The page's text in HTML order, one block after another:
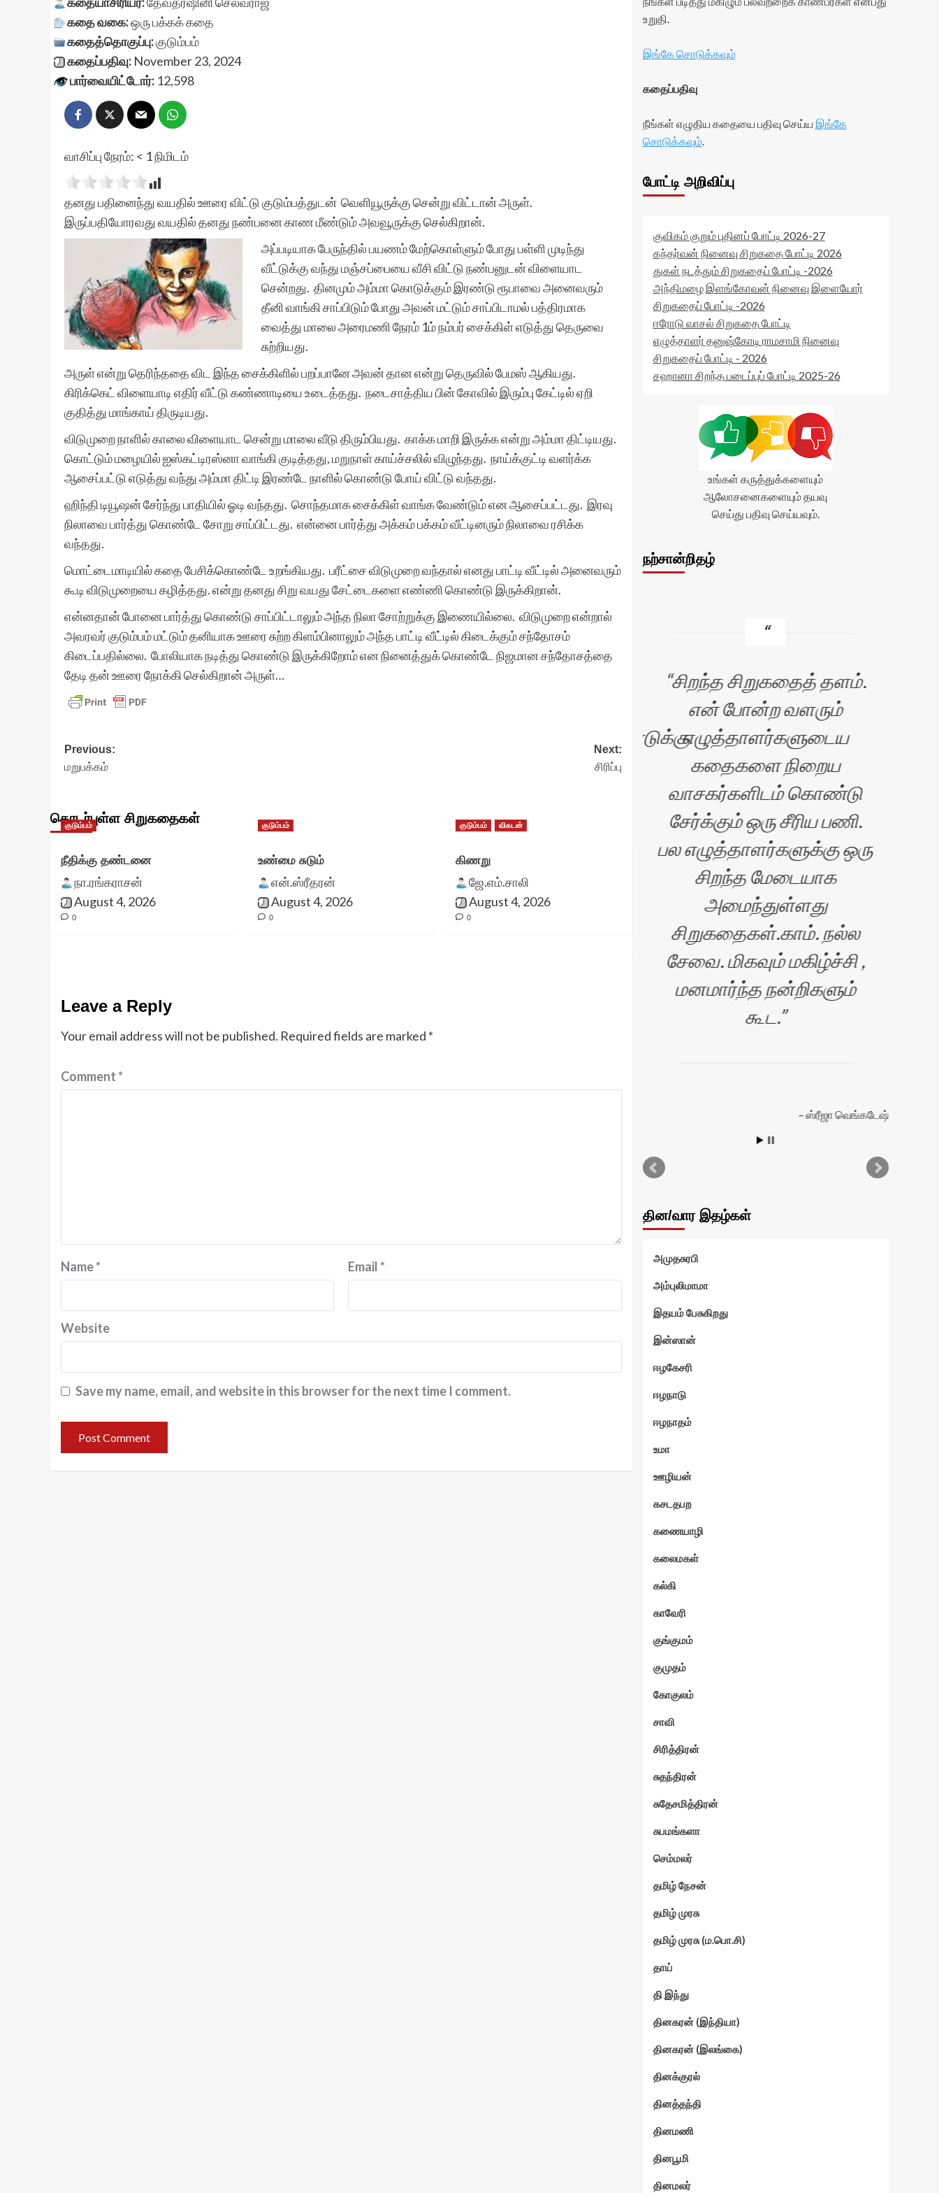
கதை வகை:ஒரு பக்கக் கதை
கதைத்தொகுப்பு:குடும்பம்
கதைப்பதிவு: November 23, 2024
பார்வையிட்டோர்: 12,598
வாசிப்பு நேரம்: < 1நிமிடம்
தனது பதினைந்து வயதில் ஊரை விட்டு குடும்பத்துடன் வெளியூருக்கு சென்று விட்டான் அருள்.
இருப்பதியோரவது வயதில் தனது நண்பனை காண மீண்டும் அவவூருக்கு செல்கிறான்.
அப்படியாக பேருந்தில் பயணம் மேற்கொள்ளும் போது பள்ளி முடிந்து
வீட்டுக்கு வந்து மஞ்சப்பையை வீசி விட்டு நண்பனுடன் விளையாட
சென்றது. தினமும் அம்மா கொடுக்கும் இரண்டு ரூபாவை அனைவரும்
தீனி வாங்கி சாப்பிடும் போது அவன் மட்டும் சாப்பிடாமல் பத்திரமாக
வைத்து மாலை அரைமணி நேரம் 1ம் நம்பர் சைக்கிள் எடுத்து தெருவை
சுற்றியது.
அருள் என்று தெரிந்ததை விட இந்த சைக்கிளில் பறப்பானே அவன் தான என்று தெருவில் பேமஸ் ஆகியது.
கிரிக்கெட் விளையாடி எதிர் வீட்டு கண்ணாடியை உடைத்தது. நடைசாத்திய பின் கோவில் இரும்பு கேட்டில் ஏறி
குதித்து மாங்காய் திருடியது.
விடுமுறை நாளில் காலை விளையாட சென்று மாலை வீடு திரும்பியது. காக்க மாறி இருக்க என்று அம்மா திட்டியது.
கொட்டும் மழையில் ஐஸ்கட்டிரஸ்னா வாங்கி குடித்தது, மறுநாள் காய்ச்சலில் விழுந்தது. நாய்க்குட்டி வளர்க்க
ஆசைப்பட்டு எடுத்து வந்து அம்மா திட்டி இரண்டே நாளில் கொண்டு போய் விட்டு வந்தது.
ஹிந்தி டியூஷன் சேர்ந்து பாதியில் ஓடி வந்தது. சொந்தமாக சைக்கிள் வாங்க வேண்டும் என ஆசைப்பட்டது. இரவு
நிலாவை பார்த்து கொண்டே சோறு சாப்பிட்டது. என்னை பார்த்து அக்கம் பக்கம் வீட்டினரும் நிலாவை ரசிக்க
வந்தது.
மொட்டைமாடியில் கதை பேசிக்கொண்டே உறங்கியது. பரீட்சை விடுமுறை வந்தால் எனது பாட்டி வீட்டில் அனைவரும்
கூடி விடுமுறையை கழித்தது. என்று தனது சிறு வயது சேட்டைகளை எண்ணி கொண்டு இருக்கிறான்.
என்னதான் போனை பார்த்து கொண்டு சாப்பிட்டாலும் அந்த நிலா சோற்றுக்கு இணையில்லை. விடுமுறை என்றால்
அவரவர் குடும்பம் மட்டும் தனியாக ஊரை சுற்ற கிளம்பினாலும் அந்த பாட்டி வீட்டில் கிடைக்கும் சந்தோசம்
கிடைப்பதில்லை. போலியாக நடித்து கொண்டு இருக்கிறோம் என நினைத்துக் கொண்டே நிஜமான சந்தோசத்தை
தேடி தன் ஊரை நோக்கி செல்கிறான் அருள்…
Post
navigation
Previous:
மறுபக்கம்
Next:
சிரிப்பு
தொடர்புள்ள சிறுகதைகள்
குடும்பம்
நீதிக்கு தண்டனை
நா.ரங்கராசன்
August 4, 2026
0
குடும்பம்
உண்மை சுடும்
என்.ஸ்ரீதரன்
August 4, 2026
0
குடும்பம் விகடன்
கிணறு
ஜே.எம்.சாலி
August 4, 2026
0
Leave a Reply
Your email address will not be published. Required fields are marked *
Comment*
Name* Email*
Website
Save my name, email, and website in this browser for the next time I comment.
உறுதி.
இங்கே சொடுக்கவும்
கதைப்பதிவு
நீங்கள் எழுதிய கதையை பதிவு செய்ய இங்கே
சொடுக்கவும்.
போட்டி அறிவிப்பு
குவிகம் குறும் புதினப் போட்டி 2026-27
கந்தர்வன் நினைவு சிறுகதை போட்டி 2026
துகள் நடத்தும் சிறுகதைப் போட்டி -2026
அந்திமழை இளங்கோவன் நினைவு இளையோர்
சிறுகதைப் போட்டி -2026
ஈரோடு வாசல் சிறுகதை போட்டி
எழுத்தாளர் தனுஷ்கோடி ராமசாமி நினைவு
சிறுகதைப் போட்டி - 2026
சஹானா சிறந்த படைப்புப் போட்டி 2025-26
உங்கள் கருத்துக்களையும்
ஆலோசனைகளையும் தயவு
செய்து பதிவு செய்யவும்.
நற்சான்றிதழ்
தொகுப்பு.வாழ்த்துகள்.ஓராண்டுக்கு
முன் ஆனந்த விகடனில்
ரேடியோ பாடிய வீடு
கைவசமில்லை. அல்லது
என் வீட்டு காகிதப்
முயற்சி மேலும்
சிறந்த சிறுகதைத் தளம்.
என் போன்ற வளரும்
எழுத்தாளர்களுடைய
கதைகளை நிறைய
வாசகர்களிடம் கொண்டு
சேர்க்கும் ஒரு சீரிய பணி.
பல எழுத்தாளர்களுக்கு ஒரு
சிறந்த மேடையாக
அமைந்துள்ளது
சிறுகதைகள்.காம். நல்ல
சேவை. மிகவும் மகிழ்ச்சி ,
மனமார்ந்த நன்றிகளும்
கூட.
ஸ்ரீஜா வெங்கடேஷ்
தின/வார இதழ்கள்
அமுதசுரபி
அம்புலிமாமா
இதயம் பேசுகிறது
இன்ஸான்
ஈழகேசரி
ஈழநாடு
ஈழநாதம்
உமா
ஊழியன்
கசடதபற
கணையாழி
கலைமகள்
கல்கி
காவேரி
குங்குமம்
குமுதம்
கோகுலம்
சாவி
சிரித்திரன்
சுதந்திரன்
சுதேசமித்திரன்
சுபமங்களா
செம்மலர்
தமிழ் நேசன்
தமிழ் முரசு
தமிழ் முரசு (ம.பொ.சி)
தாய்
தி இந்து
தினகரன் (இந்தியா)
தினகரன் (இலங்கை)
தினக்குரல்
தினத்தந்தி
தினமணி
தினபூமி
தினமலர்